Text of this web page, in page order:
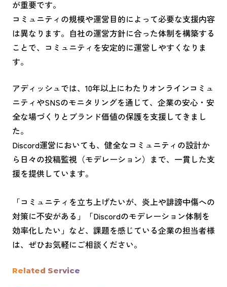
が重要です。
コミュニティの規模や運営目的によって必要な支援内容
は異なります。自社の運営方針に合った体制を構築する
ことで、コミュニティを安定的に運営しやすくなりま
す。
アディッシュでは、10年以上にわたりオンラインコミュ
ニティやSNSのモニタリングを通じて、企業の安心・安
全な場づくりとブランド価値の保護を支援してきまし
た。
Discord運営においても、健全なコミュニティの設計か
ら日々の投稿監視（モデレーション）まで、一貫した支
援を提供しています。
「コミュニティを立ち上げたいが、炎上や誹謗中傷への
対策に不安がある」「Discordのモデレーション体制を
効率化したい」など、課題を感じている企業の担当者様
は、ぜひお気軽にご相談ください。
Related Service